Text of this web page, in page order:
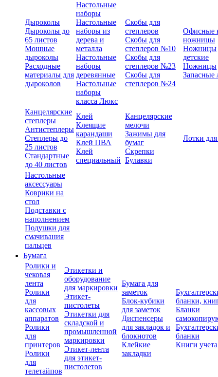
Дыроколы
Дыроколы до
65 листов
Мощные
дыроколы
Расходные
материалы для
дыроколов
Настольные
наборы
Настольные
наборы из
дерева и
металла
Настольные
наборы
деревянные
Настольные
наборы
класса Люкс
Скобы для
степлеров
Скобы для
степлеров №10
Скобы для
степлеров №23
Скобы для
степлеров №24
Офисные
ножницы
Ножницы
детские
Ножницы
Запасные
Канцелярские
степлеры
Антистеплеры
Степлеры до
25 листов
Стандартные
до 40 листов
Клей
Клеящие
карандаши
Клей ПВА
Клей
специальный
Канцелярские
мелочи
Зажимы для
бумаг
Скрепки
Булавки
Лотки
Настольные
аксессуары
Коврики на
стол
Подставки с
наполнением
Подушки для
смачивания
пальцев
Бумага
Ролики и
чековая
лента
Ролики
для
кассовых
аппаратов
Ролики
для
принтеров
Ролики
для
телетайпов
Этикетки и
оборудование
для маркировки
Этикет-
пистолеты
Этикетки для
складской и
промышленной
маркировки
Этикет-лента
для этикет-
пистолетов
Бумага для
заметок
Блок-кубики
для заметок
Диспенсеры
для закладок и
блокнотов
Клейкие
закладки
бланки,
Бланки
бланки
Книги учета